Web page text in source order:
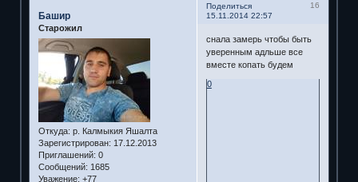
Поделиться
16
15.11.2014 22:57
Башир
Старожил
Откуда: р. Калмыкия Яшалта
Зарегистрирован: 17.12.2013
Приглашений: 0
Сообщений: 1685
Уважение: +77
снала замерь чтобы быть
уверенным адльше все
вместе копать будем
0